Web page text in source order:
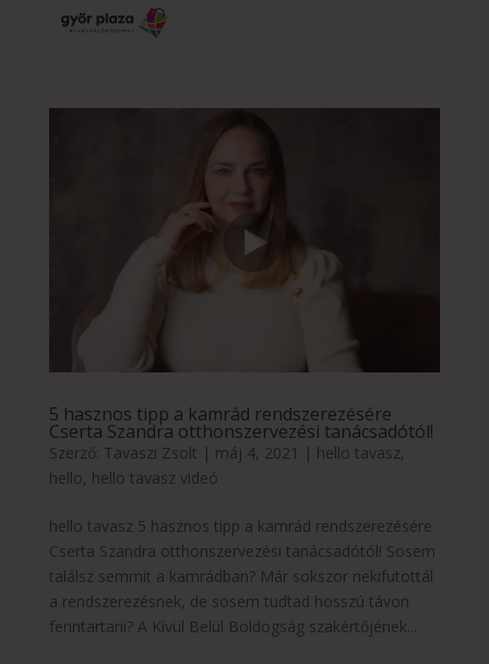
5 hasznos tipp a kamrád rendszerezésére
Cserta Szandra otthonszervezési tanácsadótól!
Szerző: Tavaszi Zsolt | máj 4, 2021 | hello tavasz,
hello, hello tavasz videó
hello tavasz 5 hasznos tipp a kamrád rendszerezésére
Cserta Szandra otthonszervezési tanácsadótól! Sosem
találsz semmit a kamrádban? Már sokszor nekifutottál
a rendszerezésnek, de sosem tudtad hosszú távon
fenntartani? A Kívül Belül Boldogság szakértőjének...